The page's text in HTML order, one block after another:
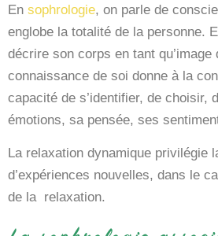
En sophrologie, on parle de
englobe la totalité de la personne.
décrire son corps en tant qu’image
connaissance de soi donne à la
capacité de s’identifier, de choisir,
émotions, sa pensée, ses
La relaxation dynamique privilégie
d’expériences nouvelles, dans le
de la relaxation.